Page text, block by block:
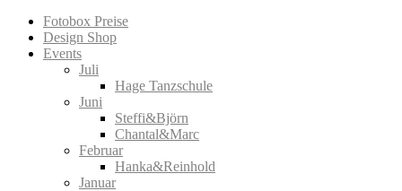
Fotobox Preise
Design Shop
Events
Juli
Hage Tanzschule
Juni
Steffi&Björn
Chantal&Marc
Februar
Hanka&Reinhold
Januar